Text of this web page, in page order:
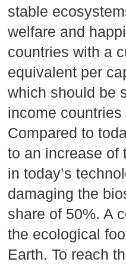
stable
welfare and
countries with a
equivalent per
which should be
income
Compared to
to an increase of
in today’s
damaging the
share of 50%. A
the ecological
Earth. To reach